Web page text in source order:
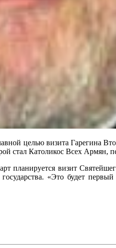
целью визита Гарегина
стал Католикос Всех Армян,
визит
«Это будет